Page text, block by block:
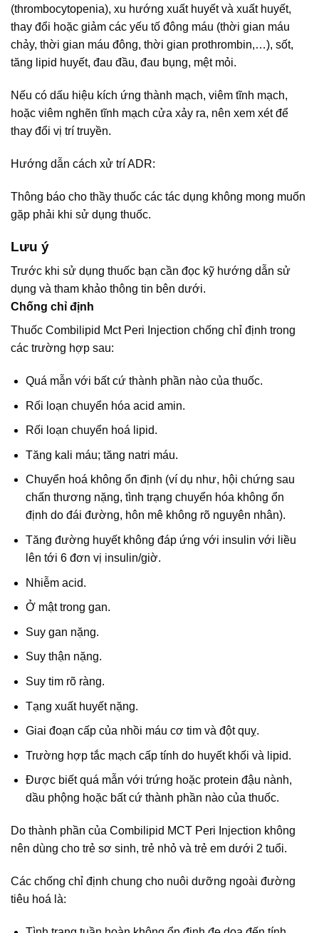
(thrombocytopenia), xu hướng xuất huyết và xuất huyết,
thay đổi hoặc giảm các yếu tố đông máu (thời gian máu
chảy, thời gian máu đông, thời gian prothrombin,…), sốt,
tăng lipid huyết, đau đầu, đau bụng, mệt mỏi.
Nếu có dấu hiệu kích ứng thành mạch, viêm tĩnh mạch,
hoặc viêm nghẽn tĩnh mạch cửa xảy ra, nên xem xét để
thay đổi vị trí truyền.
Hướng dẫn cách xử trí ADR:
Thông báo cho thầy thuốc các tác dụng không mong muốn
gặp phải khi sử dụng thuốc.
Lưu ý
Trước khi sử dụng thuốc bạn cần đọc kỹ hướng dẫn sử
dụng và tham khảo thông tin bên dưới.
Chống chỉ định
Thuốc Combilipid Mct Peri Injection chống chỉ định trong
các trường hợp sau:
Quá mẫn với bất cứ thành phần nào của thuốc.
Rối loạn chuyển hóa acid amin.
Rối loạn chuyển hoá lipid.
Tăng kali máu; tăng natri máu.
Chuyển hoá không ổn định (ví dụ như, hội chứng sau
chấn thương nặng, tình trạng chuyển hóa không ổn
định do đái đường, hôn mê không rõ nguyên nhân).
Tăng đường huyết không đáp ứng với insulin với liều
lên tới 6 đơn vị insulin/giờ.
Nhiễm acid.
Ở mật trong gan.
Suy gan nặng.
Suy thận nặng.
Suy tim rõ ràng.
Tạng xuất huyết nặng.
Giai đoạn cấp của nhồi máu cơ tim và đột quỵ.
Trường hợp tắc mạch cấp tính do huyết khối và lipid.
Được biết quá mẫn với trứng hoặc protein đậu nành,
dầu phộng hoặc bất cứ thành phần nào của thuốc.
Do thành phần của Combilipid MCT Peri Injection không
nên dùng cho trẻ sơ sinh, trẻ nhỏ và trẻ em dưới 2 tuổi.
Các chống chỉ định chung cho nuôi dưỡng ngoài đường
tiêu hoá là: